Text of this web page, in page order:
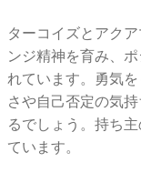
ターコイズとアク
ンジ精神を育み、
れています。勇気
さや自己否定の気
るでしょう。持ち
ています。